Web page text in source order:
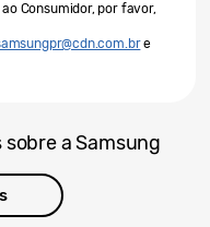
Consumidor, por favor,
e
a Samsung